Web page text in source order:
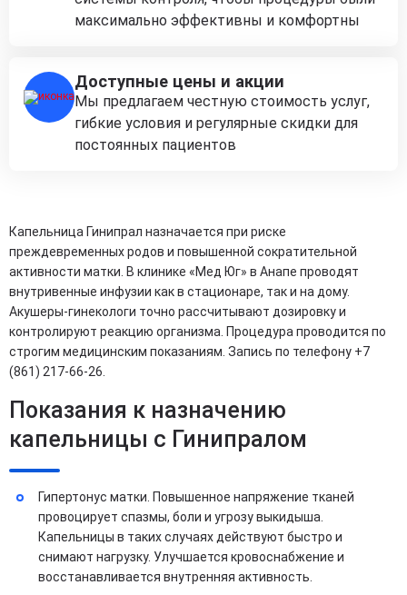
максимально эффективны и комфортны
Доступные цены и акции
Мы предлагаем честную стоимость услуг,
гибкие условия и регулярные скидки для
постоянных пациентов
Капельница Гинипрал назначается при риске
преждевременных родов и повышенной сократительной
активности матки. В клинике «Мед Юг» в Анапе проводят
внутривенные инфузии как в стационаре, так и на дому.
Акушеры-гинекологи точно рассчитывают дозировку и
контролируют реакцию организма. Процедура проводится по
строгим медицинским показаниям. Запись по телефону +7
(861) 217-66-26.
Показания к назначению
капельницы с Гинипралом
Гипертонус матки. Повышенное напряжение тканей
провоцирует спазмы, боли и угрозу выкидыша.
Капельницы в таких случаях действуют быстро и
снимают нагрузку. Улучшается кровоснабжение и
восстанавливается внутренняя активность.